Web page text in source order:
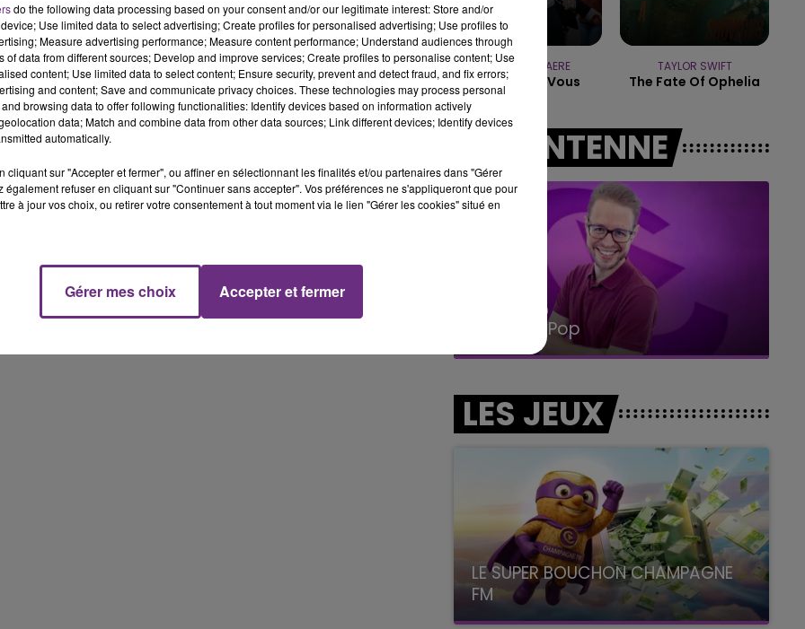
L'INSPECTION DU TRAVAIL RAPPELLE À
L'ORDRE SUR LES CONDITIONS DE...
Alors que les dates de début des vendange
2026 s'est avéré être plus précoce que prévu,
PIERRE DE MAERE
Je Pense A Vous
TAYLOR SWIFT
The Fate Of Ophelia
A L'ANTENNE
14h00 - 15h00
La Radio Pop
LES JEUX
LE SUPER BOUCHON CHAMPAGNE
FM
avec La Famille Champagne FM, à 8H10
do the following data processing based on your consent and/or our legitimate interest: Store and/or
Use limited data to select advertising; Create profiles for personalised advertising; Use profiles to
Measure advertising performance; Measure content performance; Understand audiences through
of data from different sources; Develop and improve services; Create profiles to personalise content; Use
content; Use limited data to select content; Ensure security, prevent and detect fraud, and fix errors;
and content; Save and communicate privacy choices. These technologies may process personal
browsing data to offer following functionalities: Identify devices based on information actively
data; Match and combine data from other data sources; Link different devices; Identify devices
automatically.
cliquant sur "Accepter et fermer", ou affiner en sélectionnant les finalités et/ou partenaires dans "Gérer
également refuser en cliquant sur "Continuer sans accepter". Vos préférences ne s'appliqueront que pour
à jour vos choix, ou retirer votre consentement à tout moment via le lien "Gérer les cookies" situé en
Gérer mes choix Accepter et fermer